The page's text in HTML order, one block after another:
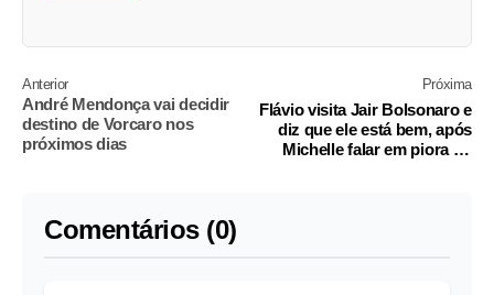
Anterior
André Mendonça vai decidir
destino de Vorcaro nos
próximos dias
Próxima
Flávio visita Jair Bolsonaro e
diz que ele está bem, após
Michelle falar em piora do
Comentários (0)